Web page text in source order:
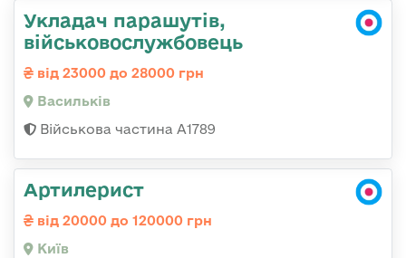
Укладач парашутів,
військовослужбовець
від 23000 до 28000 грн
Васильків
Військова частина А1789
Артилерист
від 20000 до 120000 грн
Київ